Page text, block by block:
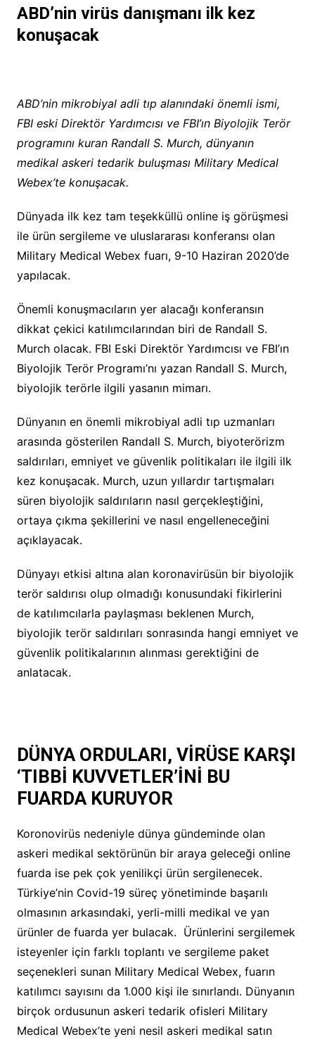
ABD’nin virüs danışmanı ilk kez
konuşacak
ABD’nin mikrobiyal adli tıp alanındaki önemli ismi,
FBI eski Direktör Yardımcısı ve FBI’ın Biyolojik Terör
programını kuran Randall S. Murch, dünyanın
medikal askeri tedarik buluşması Military Medical
Webex’te konuşacak.
Dünyada ilk kez tam teşekküllü online iş görüşmesi
ile ürün sergileme ve uluslararası konferansı olan
Military Medical Webex fuarı, 9-10 Haziran 2020’de
yapılacak.
Önemli konuşmacıların yer alacağı konferansın
dikkat çekici katılımcılarından biri de Randall S.
Murch olacak. FBI Eski Direktör Yardımcısı ve FBI’ın
Biyolojik Terör Programı’nı yazan Randall S. Murch,
biyolojik terörle ilgili yasanın mimarı.
Dünyanın en önemli mikrobiyal adli tıp uzmanları
arasında gösterilen Randall S. Murch, biyoterörizm
saldırıları, emniyet ve güvenlik politikaları ile ilgili ilk
kez konuşacak. Murch, uzun yıllardır tartışmaları
süren biyolojik saldırıların nasıl gerçekleştiğini,
ortaya çıkma şekillerini ve nasıl engelleneceğini
açıklayacak.
Dünyayı etkisi altına alan koronavirüsün bir biyolojik
terör saldırısı olup olmadığı konusundaki fikirlerini
de katılımcılarla paylaşması beklenen Murch,
biyolojik terör saldırıları sonrasında hangi emniyet ve
güvenlik politikalarının alınması gerektiğini de
anlatacak.
DÜNYA ORDULARI, VİRÜSE KARŞI
‘TIBBİ KUVVETLER’İNİ BU
FUARDA KURUYOR
Koronovirüs nedeniyle dünya gündeminde olan
askeri medikal sektörünün bir araya geleceği online
fuarda ise pek çok yenilikçi ürün sergilenecek.
Türkiye’nin Covid-19 süreç yönetiminde başarılı
olmasının arkasındaki, yerli-milli medikal ve yan
ürünler de fuarda yer bulacak. Ürünlerini sergilemek
isteyenler için farklı toplantı ve sergileme paket
seçenekleri sunan Military Medical Webex, fuarın
katılımcı sayısını da 1.000 kişi ile sınırlandı. Dünyanın
birçok ordusunun askeri tedarik ofisleri Military
Medical Webex’te yeni nesil askeri medikal satın